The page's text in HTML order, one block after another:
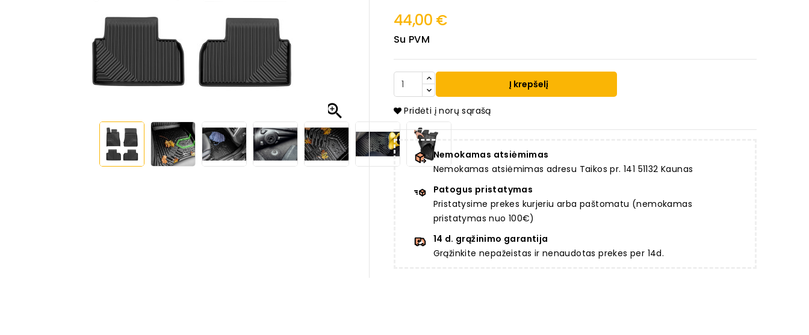

44,00 €
Su PVM
Į krepšelį
Pridėti į norų sąrašą
Nemokamas atsiėmimas
Nemokamas atsiėmimas adresu Taikos pr. 141 51132 Kaunas
Patogus pristatymas
Pristatysime prekes kurjeriu arba paštomatu (nemokamas
pristatymas nuo 100€)
14 d. grąžinimo garantija
Grąžinkite nepažeistas ir nenaudotas prekes per 14d.